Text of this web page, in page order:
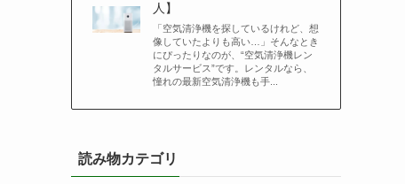
人】
「空気清浄機を探しているけれど、想
像していたよりも高い…」そんなとき
にぴったりなのが、“空気清浄機レン
タルサービス”です。レンタルなら、
憧れの最新空気清浄機も手...
読み物カテゴリ